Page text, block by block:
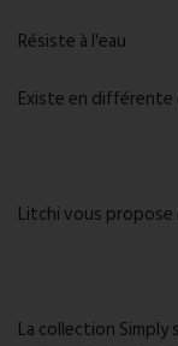
Résiste à l'eau
Existe en
Litchi vous propose
La collection Simply